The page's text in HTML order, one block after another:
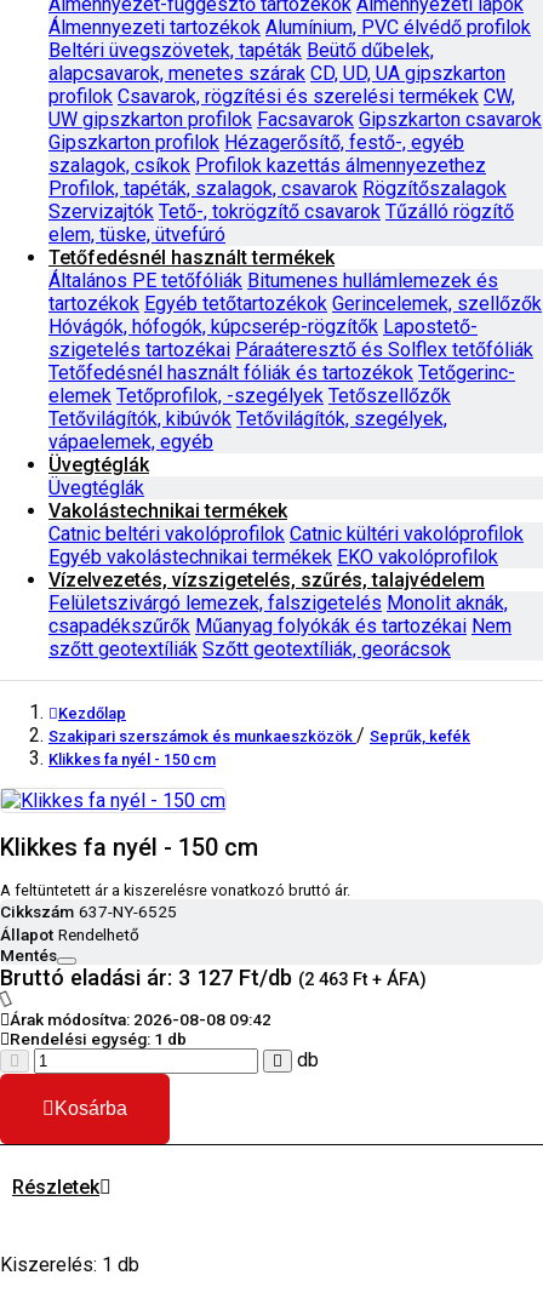
Álmennyezeti tartozékok Alumínium, PVC élvédő profilok
Beltéri üvegszövetek, tapéták Beütő dűbelek,
alapcsavarok, menetes szárak CD, UD, UA gipszkarton
profilok Csavarok, rögzítési és szerelési termékek CW,
UW gipszkarton profilok Facsavarok Gipszkarton csavarok
Gipszkarton profilok Hézagerősítő, festő-, egyéb
szalagok, csíkok Profilok kazettás álmennyezethez
Profilok, tapéták, szalagok, csavarok Rögzítőszalagok
Szervizajtók Tető-, tokrögzítő csavarok Tűzálló rögzítő
elem, tüske, ütvefúró
Tetőfedésnél használt termékek
Általános PE tetőfóliák Bitumenes hullámlemezek és
tartozékok Egyéb tetőtartozékok Gerincelemek, szellőzők
Hóvágók, hófogók, kúpcserép-rögzítők Lapostető-
szigetelés tartozékai Páraáteresztő és Solflex tetőfóliák
Tetőfedésnél használt fóliák és tartozékok Tetőgerinc-
elemek Tetőprofilok, -szegélyek Tetőszellőzők
Tetővilágítók, kibúvók Tetővilágítók, szegélyek,
vápaelemek, egyéb
Üvegtéglák
Üvegtéglák
Vakolástechnikai termékek
Catnic beltéri vakolóprofilok Catnic kültéri vakolóprofilok
Egyéb vakolástechnikai termékek EKO vakolóprofilok
Vízelvezetés, vízszigetelés, szűrés, talajvédelem
Felületszivárgó lemezek, falszigetelés Monolit aknák,
csapadékszűrők Műanyag folyókák és tartozékai Nem
szőtt geotextíliák Szőtt geotextíliák, georácsok
Kezdőlap
Szakipari szerszámok és munkaeszközök / Seprűk, kefék
Klikkes fa nyél - 150 cm
Klikkes fa nyél - 150 cm
A feltüntetett ár a kiszerelésre vonatkozó bruttó ár.
Cikkszám 637-NY-6525
Állapot Rendelhető
Mentés
Bruttó eladási ár: 3 127 Ft/db (2 463 Ft + ÁFA)
Árak módosítva: 2026-08-08 09:42
Rendelési egység: 1 db
db
Kosárba
Részletek
Kiszerelés: 1 db